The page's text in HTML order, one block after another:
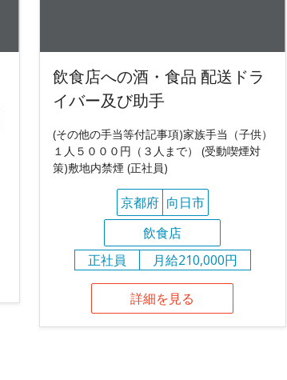
飲食店への酒・食品 配送ドラ
イバー及び助手
(その他の手当等付記事項)家族手当（子供）
１人５０００円（３人まで） (受動喫煙対
策)敷地内禁煙 (正社員)
京都府 向日市
飲食店
正社員
月給210,000円
詳細を見る